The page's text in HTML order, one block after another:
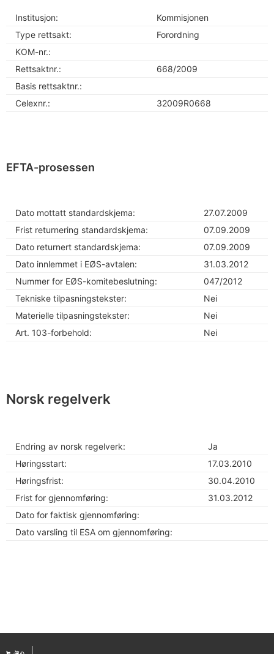
Institusjon:
Kommisjonen
Type rettsakt:
Forordning
KOM-nr.:
Rettsaktnr.:
668/2009
Basis rettsaktnr.:
Celexnr.:
32009R0668
EFTA-prosessen
Dato mottatt standardskjema:
27.07.2009
Frist returnering standardskjema:
07.09.2009
Dato returnert standardskjema:
07.09.2009
Dato innlemmet i EØS-avtalen:
31.03.2012
Nummer for EØS-komitebeslutning:
047/2012
Tekniske tilpasningstekster:
Nei
Materielle tilpasningstekster:
Nei
Art. 103-forbehold:
Nei
Norsk regelverk
Endring av norsk regelverk:
Ja
Høringsstart:
17.03.2010
Høringsfrist:
30.04.2010
Frist for gjennomføring:
31.03.2012
Dato for faktisk gjennomføring:
Dato varsling til ESA om gjennomføring: